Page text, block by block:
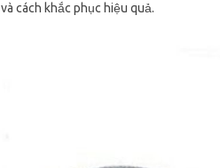
và cách khắc phục hiệu quả.